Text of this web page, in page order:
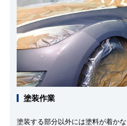
塗装作業
塗装する部分以外には塗料が着か